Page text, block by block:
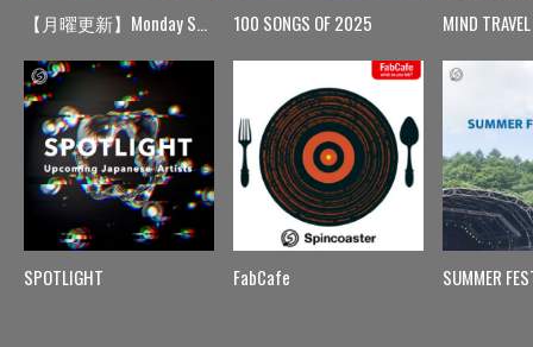
【月曜更新】Monday Spin
SPOTLIGHT
100 SONGS OF 2025
FabCafe
MIND TRAVEL
SUMMER